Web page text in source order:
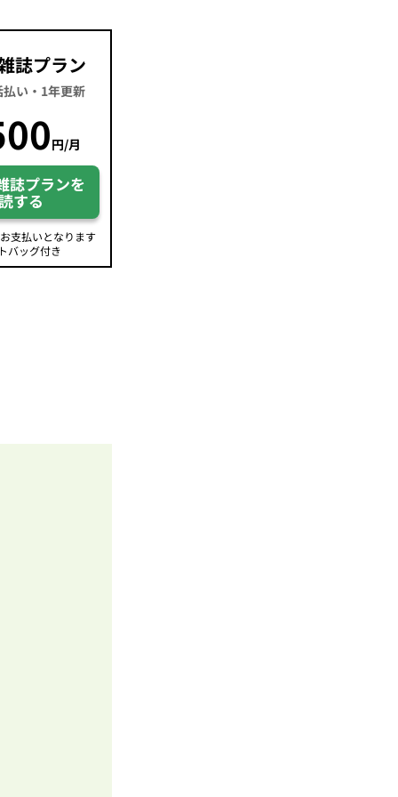
誌プラン
い・1年更新
円/月
誌プランを
する
支払いとなります
バッグ付き